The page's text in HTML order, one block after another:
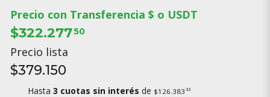
Precio con Transferencia $ o USDT
$322.27750
Precio lista
$379.150
Hasta 3 cuotas sin interés de $126.383 33